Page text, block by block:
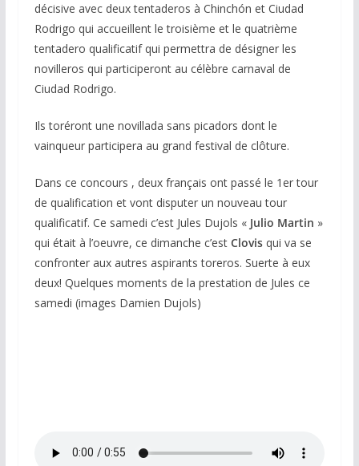
décisive avec deux tentaderos à Chinchón et Ciudad
Rodrigo qui accueillent le troisième et le quatrième
tentadero qualificatif qui permettra de désigner les
novilleros qui participeront au célèbre carnaval de
Ciudad Rodrigo.
Ils toréront une novillada sans picadors dont le
vainqueur participera au grand festival de clôture.
Dans ce concours , deux français ont passé le 1er tour
de qualification et vont disputer un nouveau tour
qualificatif. Ce samedi c’est Jules Dujols « Julio Martin »
qui était à l’oeuvre, ce dimanche c’est Clovisqui va se
confronter aux autres aspirants toreros. Suerte à eux
deux! Quelques moments de la prestation de Jules ce
samedi (images Damien Dujols)